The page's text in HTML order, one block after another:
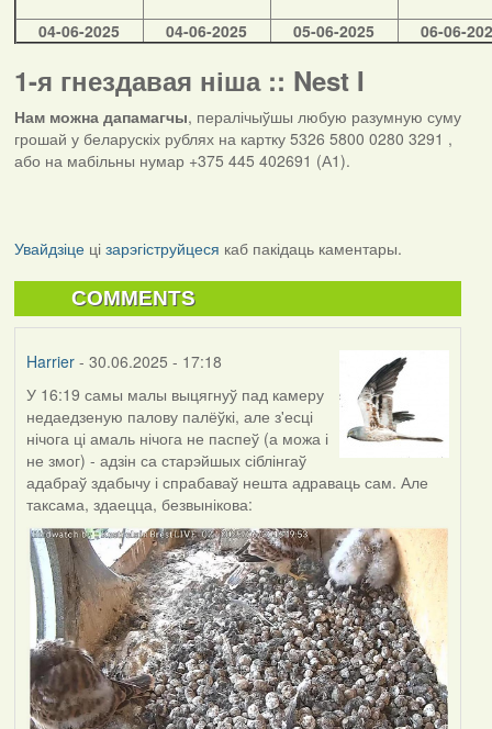
04-06-2025 04-06-2025 05-06-2025 06-06-
1-я гнездавая ніша :: Nest I
Нам можна дапамагчы, пералічыўшы любую разумную суму
грошай у беларускіх рублях на картку 5326 5800 0280 3291 ,
або на мабільны нумар +375 445 402691 (А1).
Увайдзіцеці зарэгіструйцеся каб пакідаць каментары.
COMMENTS
Harrier- 30.06.2025 - 17:18
У 16:19 самы малы выцягнуў пад камеру
недаедзеную палову палёўкі, але з'есці
нічога ці амаль нічога не паспеў (а можа і
не змог) - адзін са старэйшых сіблінгаў
адабраў здабычу і спрабаваў нешта адраваць сам. Але
таксама, здаецца, безвынікова: